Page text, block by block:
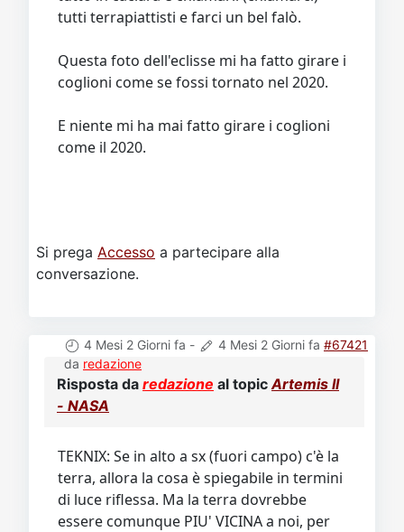
tutti terrapiattisti e farci un bel falò.
Questa foto dell'eclisse mi ha fatto girare i
coglioni come se fossi tornato nel 2020.
E niente mi ha mai fatto girare i coglioni
come il 2020.
Si prega Accesso a partecipare alla
conversazione.
4 Mesi 2 Giorni fa - 4 Mesi 2 Giorni fa #67421
da redazione
Risposta da redazione al topicArtemis II
- NASA
TEKNIX: Se in alto a sx (fuori campo) c'è la
terra, allora la cosa è spiegabile in termini
di luce riflessa. Ma la terra dovrebbe
essere comunque PIU' VICINA a noi, per